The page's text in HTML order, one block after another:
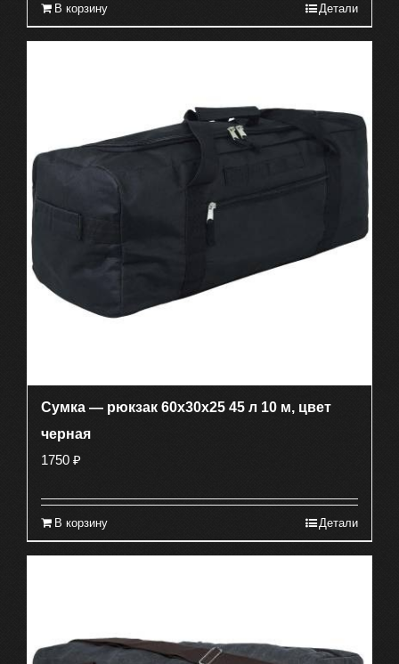
В корзину Детали
Сумка — рюкзак 60х30х25 45 л 10 м, цвет
черная
1750 ₽
В корзину Детали